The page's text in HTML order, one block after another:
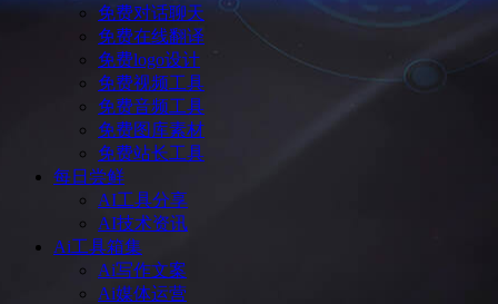
免费对话聊天
免费在线翻译
免费logo设计
免费视频工具
免费音频工具
免费图库素材
免费站长工具
每日尝鲜
AI工具分享
AI技术资讯
Ai工具箱集
Ai写作文案
Ai媒体运营